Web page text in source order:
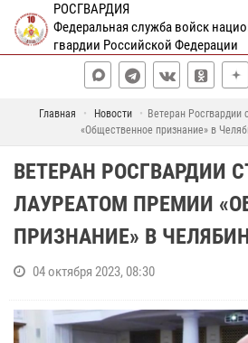
РОСГВАРДИЯ
Федеральная служба войск
гвардии Российской Федерации
Главная Новости
Ветеран Росгвардии
«Общественное признание» в
ВЕТЕРАН РОСГВАРДИИ
ЛАУРЕАТОМ ПРЕМИИ
ПРИЗНАНИЕ» В
04 октября 2023, 08:30